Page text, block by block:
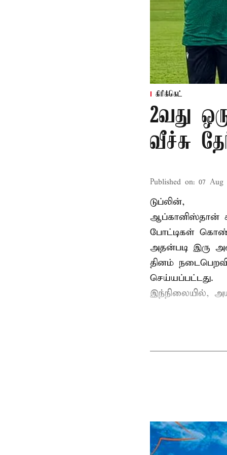
கிரிக்கெட்
2வது
வீச்சு
Published on: 07 Aug
டுப்லின்,
ஆப்கானிஸ்தான்
போட்டிகள் கொண்ட
அதன்படி இரு
தினம்
செய்யப்பட்டது.
இந்நிலையில்,